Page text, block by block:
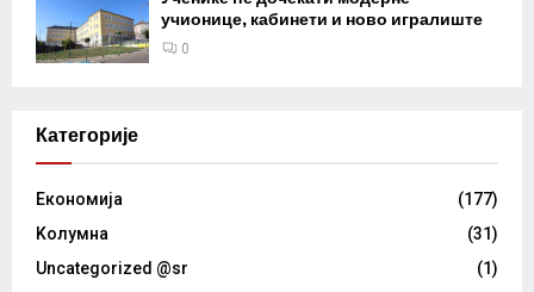
учионице, кабинети и ново игралиште
0
Категорије
Eкономија
(177)
Kолумнa
(31)
Uncategorized @sr
(1)